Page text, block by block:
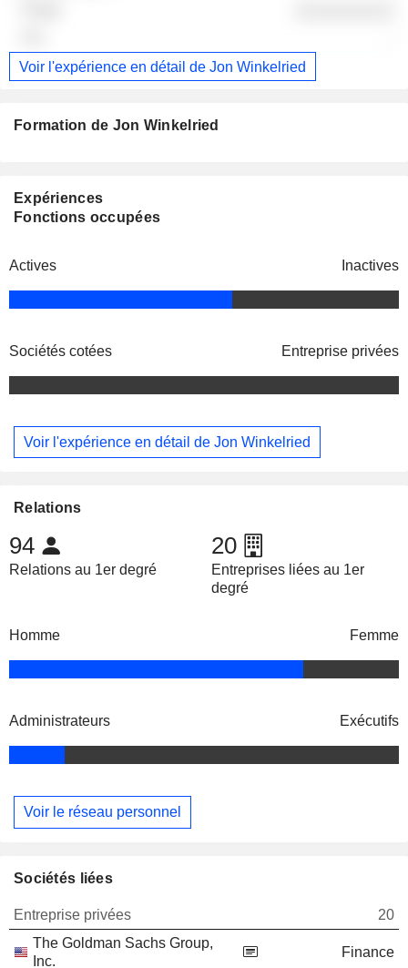
Voir l'expérience en détail de Jon Winkelried
Formation de Jon Winkelried
Expériences
Fonctions occupées
Actives Inactives
Sociétés cotées Entreprise privées
Voir l'expérience en détail de Jon Winkelried
Relations
94
Relations au 1er degré
20
Entreprises liées au 1er
degré
Homme Femme
Administrateurs Exécutifs
Voir le réseau personnel
Sociétés liées
Entreprise privées
20
The Goldman Sachs Group,
Inc.
Finance